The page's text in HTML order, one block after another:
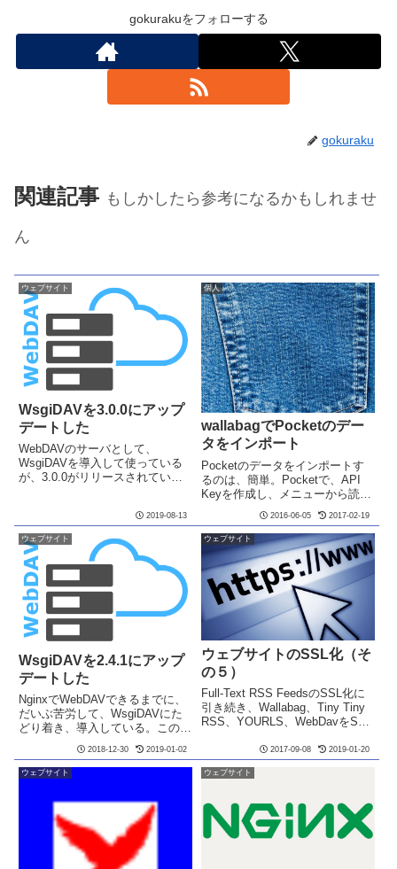
gokurakuをフォローする
gokuraku
関連記事 もしかしたら参考になるかもしれませ
ん
ウェブサイト
WsgiDAVを3.0.0にアップ
デートした
WebDAVのサーバとして、
WsgiDAVを導入して使っている
が、3.0.0がリリースされていた
ね。詳しくはみていないが、色々
と変わったいる様子。さて、更新
方法は、2.4.1にアッ...
2019-08-13
個人
wallabagでPocketのデー
タをインポート
Pocketのデータをインポートす
るのは、簡単。Pocketで、API
Keyを作成し、メニューから読み
合、13,000データ以上もあり、読
み込むのに一苦労。タイムアウト
頻発です。Php-fpmやNginxの
設...
2016-06-05 2017-02-19
ウェブサイト
WsgiDAVを2.4.1にアップ
デートした
NginxでWebDAVできるまでに、
だいぶ苦労して、WsgiDAVにた
どり着き、導入している。この
WsgiDAVは、3.0のプレリリース
が出ていて、もうすぐメジャーア
ップデートがある様子。まだαバ
2018-12-30 2019-01-02
ウェブサイト
ウェブサイトのSSL化（そ
の５）
Full-Text RSS FeedsのSSL化に
引き続き、Wallabag、Tiny Tiny
RSS、YOURLS、WebDavをSSL
Let's Encryptです。簡単ですか
ら。それはそうと、TLSの...
2017-09-08 2019-01-20
ウェブサイト ウェブサイト